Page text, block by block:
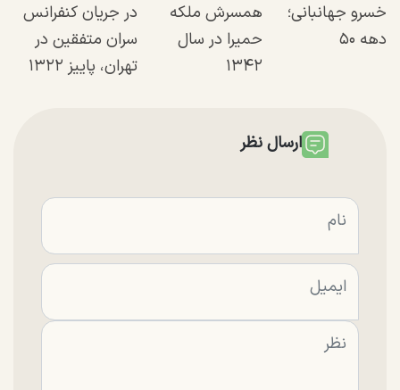
خسرو جهانبانی؛
دهه ۵۰
همسرش ملکه
حمیرا در سال
۱۳۴۲
در جریان کنفرانس
سران متفقین در
تهران، پاییز ۱۳۲۲
ارسال نظر